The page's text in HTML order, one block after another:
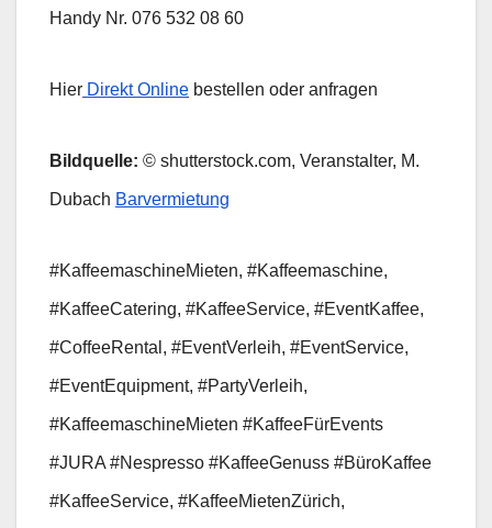
Handy Nr. 076 532 08 60
Hier Direkt Online bestellen oder anfragen
Bildquelle: © shutterstock.com, Veranstalter, M.
Dubach Barvermietung
#KaffeemaschineMieten, #Kaffeemaschine,
#KaffeeCatering, #KaffeeService, #EventKaffee,
#CoffeeRental, #EventVerleih, #EventService,
#EventEquipment, #PartyVerleih,
#KaffeemaschineMieten #KaffeeFürEvents
#JURA #Nespresso #KaffeeGenuss #BüroKaffee
#KaffeeService, #KaffeeMietenZürich,